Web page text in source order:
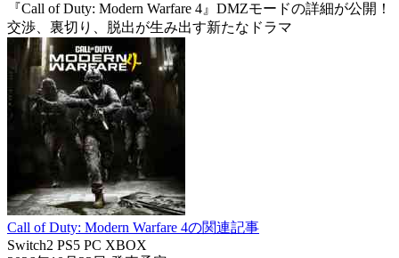
『Call of Duty: Modern Warfare 4』DMZモードの詳細が公開！
交渉、裏切り、脱出が生み出す新たなドラマ
Call of Duty: Modern Warfare 4の関連記事
Switch2 PS5 PC XBOX